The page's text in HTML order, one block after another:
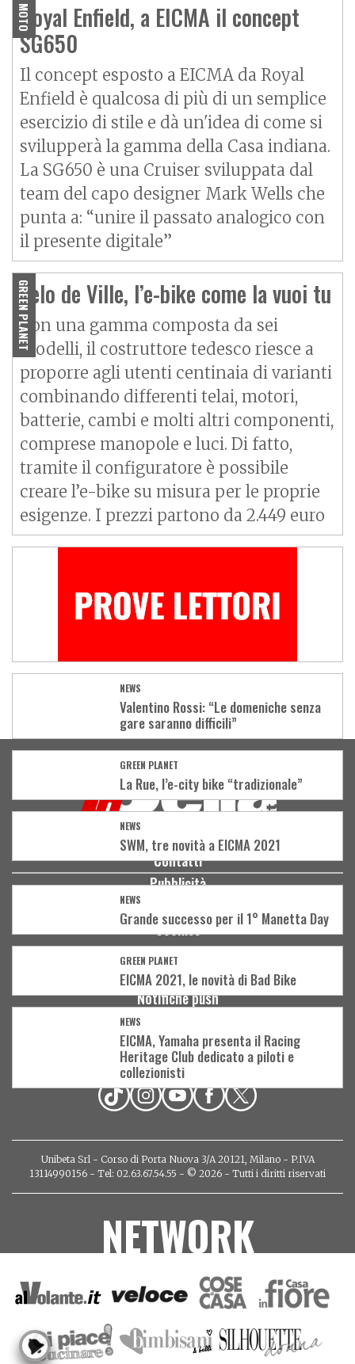
MOTO
Royal Enfield, a EICMA il concept
SG650
Il concept esposto a EICMA da Royal
Enfield è qualcosa di più di un semplice
esercizio di stile e dà un'idea di come si
svilupperà la gamma della Casa indiana.
La SG650 è una Cruiser sviluppata dal
team del capo designer Mark Wells che
punta a: “unire il passato analogico con
il presente digitale”
GREEN PLANET
Velo de Ville, l’e-bike come la vuoi tu
Con una gamma composta da sei
modelli, il costruttore tedesco riesce a
proporre agli utenti centinaia di varianti
combinando differenti telai, motori,
batterie, cambi e molti altri componenti,
comprese manopole e luci. Di fatto,
tramite il configuratore è possibile
creare l’e-bike su misura per le proprie
esigenze. I prezzi partono da 2.449 euro
NEWS
Valentino Rossi: “Le domeniche senza
gare saranno difficili”
GREEN PLANET
La Rue, l’e-city bike “tradizionale”
NEWS
SWM, tre novità a EICMA 2021
NEWS
Grande successo per il 1° Manetta Day
GREEN PLANET
EICMA 2021, le novità di Bad Bike
NEWS
EICMA, Yamaha presenta il Racing
Heritage Club dedicato a piloti e
collezionisti
More
Contatti
Pubblicità
Cookies
Condizioni d'uso
Community policy
Notifiche push
ABBONATI ALLA RIVISTA
Unibeta Srl - Corso di Porta Nuova 3/A 20121, Milano - P.IVA
13114990156 - Tel: 02.63.67.54.55 - © 2026 - Tutti i diritti riservati
NETWORK